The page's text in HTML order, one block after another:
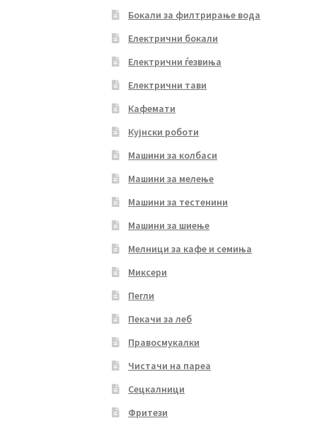
Бокали за филтрирање вода
Електрични бокали
Електрични ѓезвиња
Електрични тави
Кафемати
Кујнски роботи
Машини за колбаси
Машини за мелење
Машини за тестенини
Машини за шиење
Мелници за кафе и семиња
Миксери
Пегли
Пекачи за леб
Правосмукалки
Чистачи на пареа
Сецкалници
Фритези